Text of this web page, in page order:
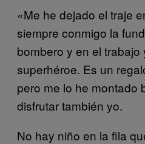
«Me he dejado el traje
siempre conmigo la
bombero y en el
superhéroe. Es un
pero me lo he montado
disfrutar también yo.
No hay niño en la fila